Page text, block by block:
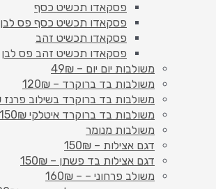
פסקאדו תכשיט כסף
פסקאדו תכשיט כסף פס לבן
פסקאדו תכשיט זהב
פסקאדו תכשיט זהב פס לבן
משולבות יום יום – 49₪
משולבות בד ברוקרד – 120₪
משולבות בד ברוקרד בשילוב פרנז 130₪
משולבות בד ברוקרד איטלקי 150₪
משולבות מנומר
דגם אצילות – 150₪
דגם אצילות בד פשתן – 150₪
משולב פרחוני – – 160₪